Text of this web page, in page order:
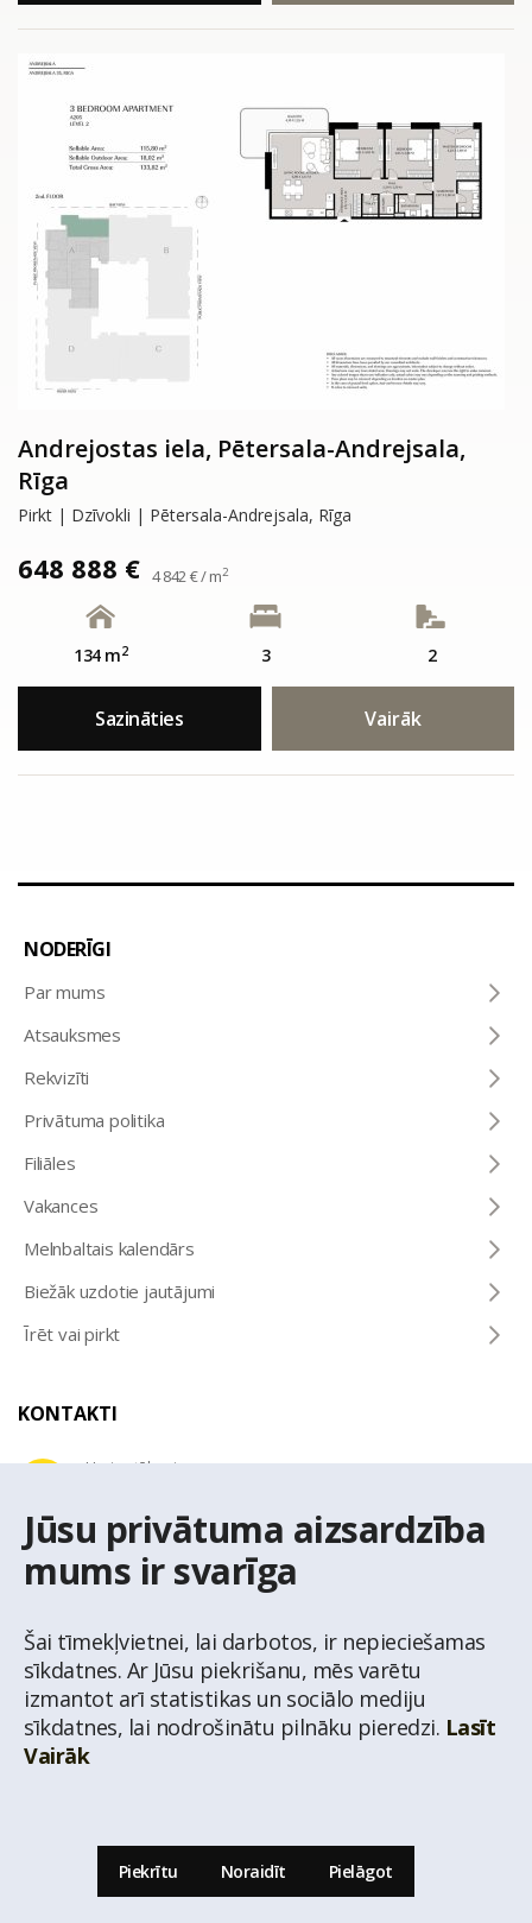
Jūsu privātuma aizsardzība
mums ir svarīga
Šai tīmekļvietnei, lai darbotos, ir nepieciešamas
sīkdatnes. Ar Jūsu piekrišanu, mēs varētu
izmantot arī statistikas un sociālo mediju
sīkdatnes, lai nodrošinātu pilnāku pieredzi. Lasīt
Vairāk
Piekrītu Noraidīt Pielāgot
Andrejostas iela, Pētersala-Andrejsala,
Rīga
Pirkt | Dzīvokli | Pētersala-Andrejsala, Rīga
648 888 € 4 842 € / m2
134 m2 3 2
Sazināties Vairāk
© Nekustamo īpašumu aģentūra Latio.
NODERĪGI
Par mums
Atsauksmes
Rekvizīti
Privātuma politika
Filiāles
Vakances
Melnbaltais kalendārs
Biežāk uzdotie jautājumi
Īrēt vai pirkt
KONTAKTI
Uzziņu tālrunis
E-pasta adrese
latio@latio.lv